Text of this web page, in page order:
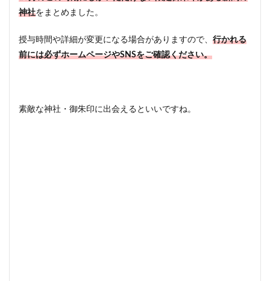
神社をまとめました。
授与時間や詳細が変更になる場合がありますので、 行かれる
前には必ずホームページやSNSをご確認ください。
素敵な神社・御朱印に出会えるといいですね。